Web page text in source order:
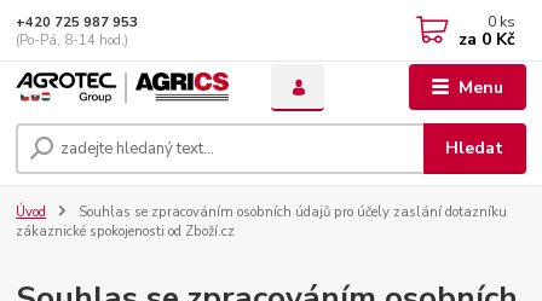
Menu
Hledat
+420 725 987 953
(Po-Pá, 8-14 hod.)
0 ks
za 0 Kč
Úvod
Souhlas se zpracováním osobních údajů pro účely zaslání dotazníku
zákaznické spokojenosti od Zboží.cz